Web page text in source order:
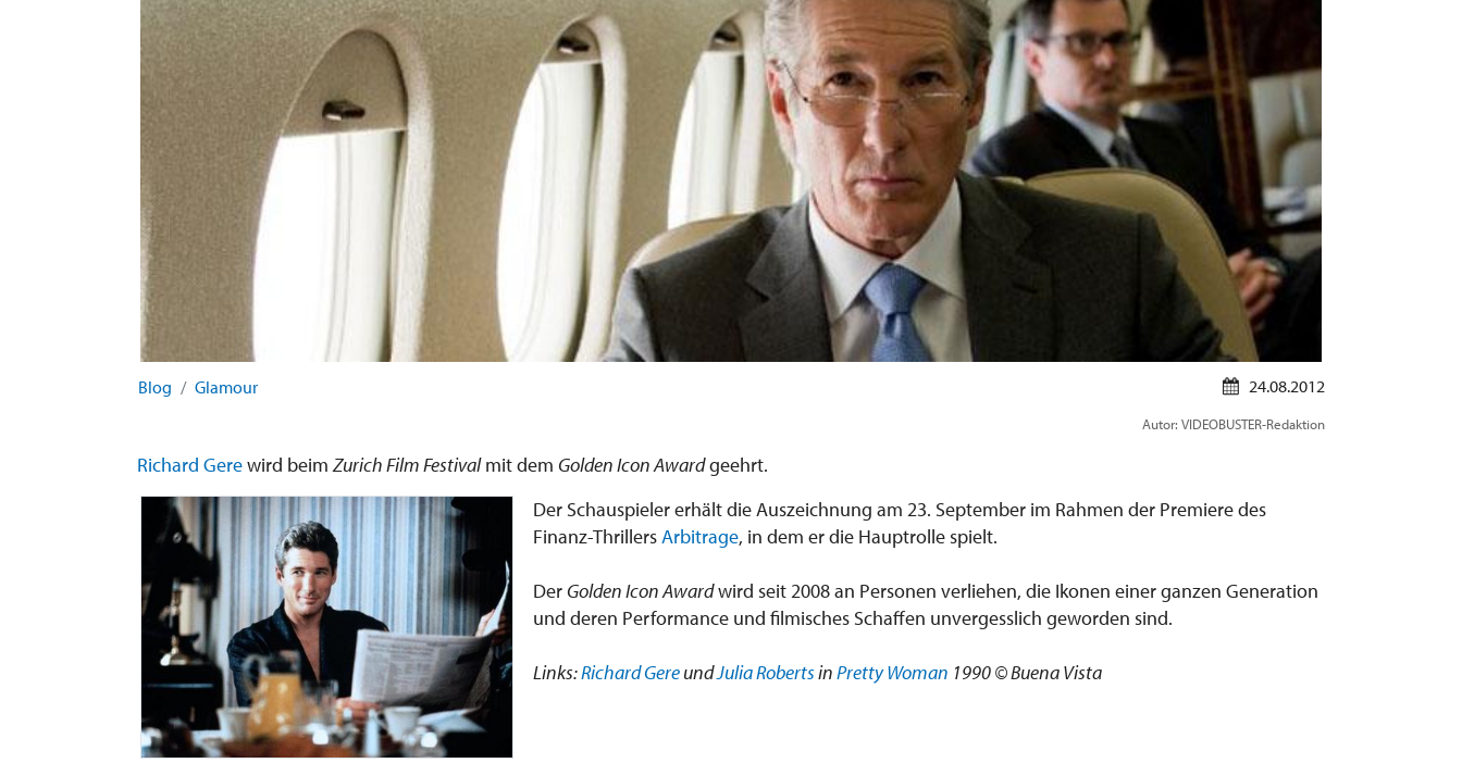
Blog Glamour 24.08.2012
Autor: VIDEOBUSTER-Redaktion
Richard Gerewird beimZurich Film Festivalmit dem Golden Icon Awardgeehrt.
Der Schauspieler erhält die Auszeichnung am 23. September im Rahmen der Premiere des
Finanz-ThrillersArbitrage, in dem er die Hauptrolle spielt.
Der Golden Icon Awardwird seit 2008 an Personen verliehen, die Ikonen einer ganzen Generation
und deren Performance und filmisches Schaffen unvergesslich geworden sind.
Links:Richard GereundJulia RobertsinPretty Woman 1990 © Buena Vista